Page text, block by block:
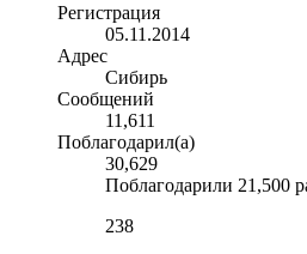
Регистрация
05.11.2014
Адрес
Сибирь
Сообщений
11,611
Поблагодарил(а)
30,629
Поблагодарили 21,500
238